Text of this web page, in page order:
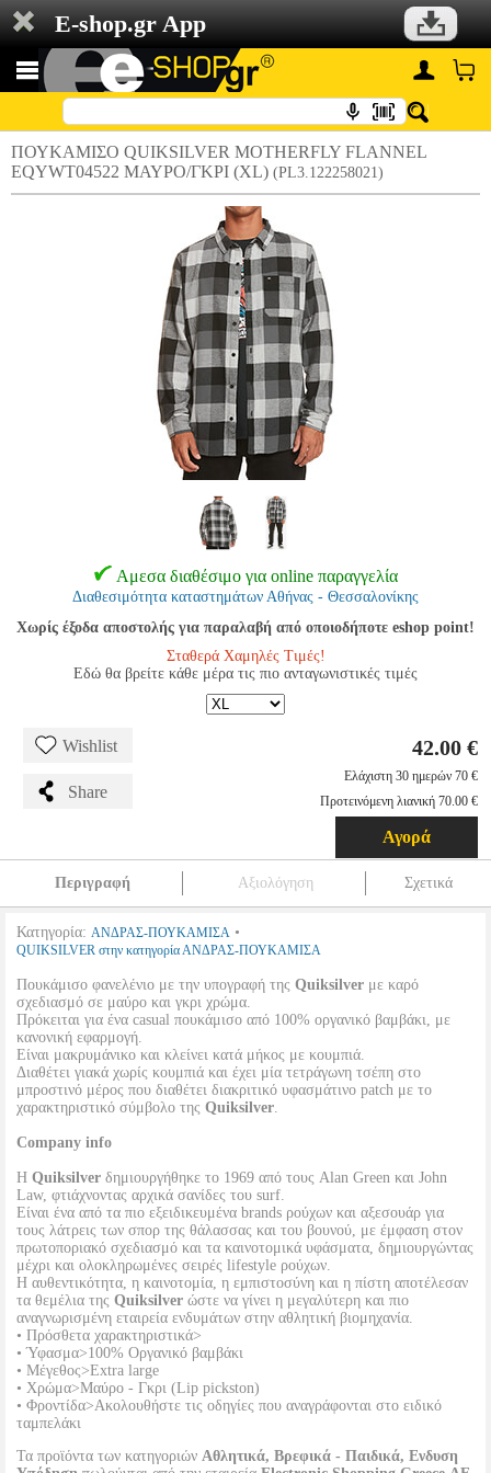
E-shop.gr App
ΠΟΥΚΑΜΙΣΟ QUIKSILVER MOTHERFLY FLANNEL
EQYWT04522 ΜΑΥΡΟ/ΓΚΡΙ (XL) (PL3.122258021)
Αμεσα διαθέσιμο για online παραγγελία
Διαθεσιμότητα καταστημάτων Αθήνας - Θεσσαλονίκης
Χωρίς έξοδα αποστολής για παραλαβή από οποιοδήποτε eshop point!
Σταθερά Χαμηλές Τιμές!
Εδώ θα βρείτε κάθε μέρα τις πιο ανταγωνιστικές τιμές
Wishlist
Share
42.00 €
Ελάχιστη 30 ημερών 70 €
Προτεινόμενη λιανική 70.00 €
Αγορά
Περιγραφή Αξιολόγηση Σχετικά
Κατηγορία: ΑΝΔΡΑΣ-ΠΟΥΚΑΜΙΣΑ •
QUIKSILVER στην κατηγορία ΑΝΔΡΑΣ-ΠΟΥΚΑΜΙΣΑ
Πουκάμισο φανελένιο με την υπογραφή της Quiksilver με καρό
σχεδιασμό σε μαύρο και γκρι χρώμα.
Πρόκειται για ένα casual πουκάμισο από 100% οργανικό βαμβάκι, με
κανονική εφαρμογή.
Είναι μακρυμάνικο και κλείνει κατά μήκος με κουμπιά.
Διαθέτει γιακά χωρίς κουμπιά και έχει μία τετράγωνη τσέπη στο
μπροστινό μέρος που διαθέτει διακριτικό υφασμάτινο patch με το
χαρακτηριστικό σύμβολο της Quiksilver.
Company info
Η Quiksilver δημιουργήθηκε το 1969 από τους Alan Green και John
Law, φτιάχνοντας αρχικά σανίδες του surf.
Είναι ένα από τα πιο εξειδικευμένα brands ρούχων και αξεσουάρ για
τους λάτρεις των σπορ της θάλασσας και του βουνού, με έμφαση στον
πρωτοποριακό σχεδιασμό και τα καινοτομικά υφάσματα, δημιουργώντας
μέχρι και ολοκληρωμένες σειρές lifestyle ρούχων.
Η αυθεντικότητα, η καινοτομία, η εμπιστοσύνη και η πίστη αποτέλεσαν
τα θεμέλια της Quiksilver ώστε να γίνει η μεγαλύτερη και πιο
αναγνωρισμένη εταιρεία ενδυμάτων στην αθλητική βιομηχανία.
• Πρόσθετα χαρακτηριστικά>
• Ύφασμα>100% Οργανικό βαμβάκι
• Μέγεθος>Extra large
• Χρώμα>Μαύρο - Γκρι (Lip pickston)
• Φροντίδα>Ακολουθήστε τις οδηγίες που αναγράφονται στο ειδικό
ταμπελάκι
Τα προϊόντα των κατηγοριών Αθλητικά, Βρεφικά - Παιδικά, Ενδυση